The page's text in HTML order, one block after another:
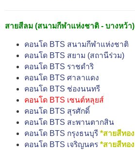
สายสีลม (สนามกีฬาแห่งชาติ - บางหว้า)
คอนโด BTS สนามกีฬาแห่งชาติ
คอนโด BTS สยาม (สถานีร่วม)
คอนโด BTS ราชดำริ
คอนโด BTS ศาลาแดง
คอนโด BTS ช่องนนทรี
คอนโด BTS เซนต์หลุยส์
คอนโด BTS สุรศักดิ์
คอนโด BTS สะพานตากสิน
คอนโด BTS กรุงธนบุรี *สายสีทอง
คอนโด BTS เจริญนคร *สายสีทอง